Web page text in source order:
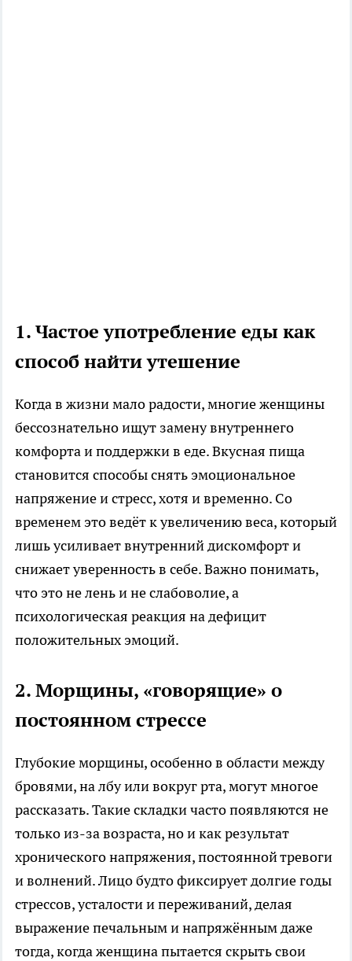
1. Частое употребление еды как
способ найти утешение
Когда в жизни мало радости, многие женщины
бессознательно ищут замену внутреннего
комфорта и поддержки в еде. Вкусная пища
становится способы снять эмоциональное
напряжение и стресс, хотя и временно. Со
временем это ведёт к увеличению веса, который
лишь усиливает внутренний дискомфорт и
снижает уверенность в себе. Важно понимать,
что это не лень и не слабоволие, а
психологическая реакция на дефицит
положительных эмоций.
2. Морщины, «говорящие» о
постоянном стрессе
Глубокие морщины, особенно в области между
бровями, на лбу или вокруг рта, могут многое
рассказать. Такие складки часто появляются не
только из-за возраста, но и как результат
хронического напряжения, постоянной тревоги
и волнений. Лицо будто фиксирует долгие годы
стрессов, усталости и переживаний, делая
выражение печальным и напряжённым даже
тогда, когда женщина пытается скрыть свои